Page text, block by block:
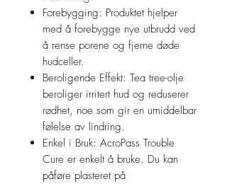
Forebygging: Produktet hjelper
med å forebygge nye utbrudd ved
å rense porene og fjerne døde
hudceller.
Beroligende Effekt: Tea tree-olje
beroliger irritert hud og reduserer
rødhet, noe som gir en umiddelbar
følelse av lindring.
Enkel i Bruk: AcroPass Trouble
Cure er enkelt å bruke. Du kan
påføre plasteret på